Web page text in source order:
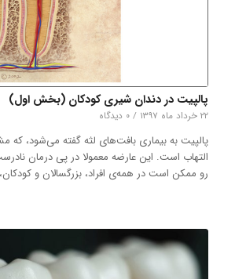
پالپیت در دندان‌ شیری کودکان (بخش اول)
۲۲ خرداد ماه ۱۳۹۷ / ۰ دیدگاه
پالپیت به بیماری بافت‌های لثه گفته می‌شود،
التهاب است. این عارضه معمولا در پی درمان
رو ممکن است در همه‌ی افراد، بزرگسالان و